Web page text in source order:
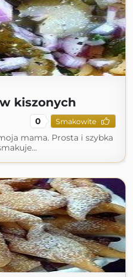
kiszonych
0 Smakowite
mama. Prosta i szybka